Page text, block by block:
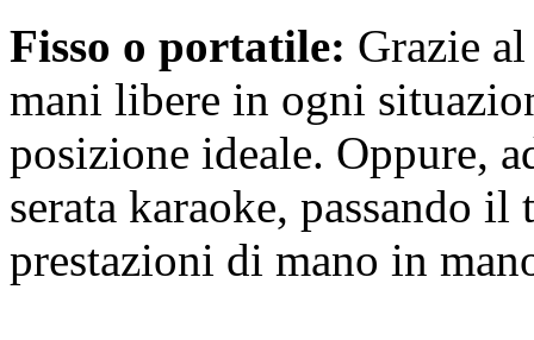
Fisso o portatile: Grazie
mani libere in ogni
posizione ideale. Oppure,
serata karaoke, passando
prestazioni di mano in